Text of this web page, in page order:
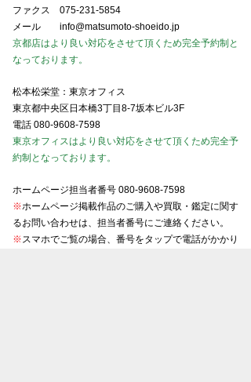
ファクス
075-231-5854
メール
info@matsumoto-shoeido.jp
京都店はより良い対応をさせて頂くため完全予約制と
なっております。
松本松栄堂：東京オフィス
東京都中央区日本橋3丁目8-7坂本ビル3F
電話 080-9608-7598
東京オフィスはより良い対応をさせて頂くため完全予
約制となっております。
ホームページ担当者番号 080-9608-7598
※ホームページ掲載作品のご購入や買取・鑑定に関す
るお問い合わせは、担当者番号にご連絡ください。
※スマホでご覧の場合、番号をタップで電話がかかり